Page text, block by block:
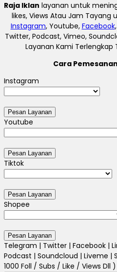
Raja Iklan layanan untuk
likes, Views Atau Jam Tayang
Instagram, Youtube, Facebook
Twitter, Podcast, Vimeo,
Layanan Kami
Cara
Instagram
Youtube
Tiktok
Shopee
Telegram | Twitter | Facebook |
Podcast | Soundcloud | Liveme |
1000 Foll / Subs / Like / Views Dll )